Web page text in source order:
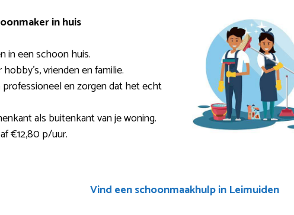
in huis
in een schoon huis.
vrienden en familie.
en zorgen dat het echt
als buitenkant van je woning.
€12,80 p/uur.
Vind een schoonmaakhulp in Leimuiden